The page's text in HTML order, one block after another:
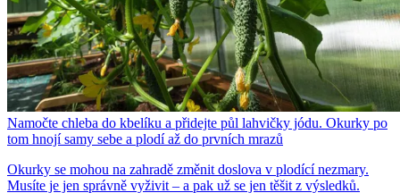
Namočte chleba do kbelíku a přidejte půl lahvičky jódu. Okurky po
tom hnojí samy sebe a plodí až do prvních mrazů
Okurky se mohou na zahradě změnit doslova v plodící nezmary.
Musíte je jen správně vyživit – a pak už se jen těšit z výsledků.